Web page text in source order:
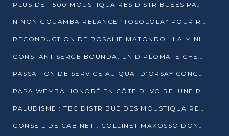
PLUS DE 1 500 MOUSTIQUAIRES DISTRIBUÉES PAR AGL ET CONGO TERMINAL DANS LA LUTTE CONTRE LE PALUDISME
NINON GOUAMBA RELANCE “TOSOLOLA” POUR RENFORCER LE DIALOGUE AVEC LES CITOYENS
RECONDUCTION DE ROSALIE MATONDO : LA MINISTRE PROMET D’ACCÉLÉRER LE TRAITEMENT DES DOSSIERS ET DE RELEVER DE NOUVEAUX DÉFIS
CONSTANT SERGE BOUNDA, UN DIPLOMATE CHEVRONNÉ AUX COMMANDES DES AFFAIRES ÉTRANGÈRES
PASSATION DE SERVICE AU QUAI D’ORSAY CONGOLAIS : GAKOSSO PASSE LE FLAMBEAU À BOUNDA
PAPA WEMBA HONORÉ EN CÔTE D’IVOIRE, UNE RUE PORTE DÉSORMAIS SON NOM
PALUDISME : TBC DISTRIBUE DES MOUSTIQUAIRES DANS DEUX CSI DE BRAZZAVILLE
CONSEIL DE CABINET : COLLINET MAKOSSO DONNE SES DERNIÈRES ORIENTATIONS